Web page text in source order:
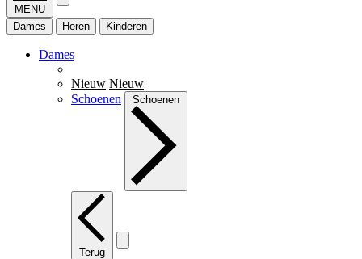
MENU
Dames
Heren Kinderen
Dames
Nieuw Nieuw
Schoenen
Schoenen
Terug